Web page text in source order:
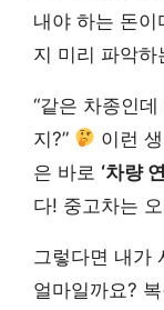
내야 하는 돈
지 미리 파악
“같은 차종인
지?”
이런
은 바로 ‘차량
다! 중고차는
그렇다면 내가
얼마일까요?